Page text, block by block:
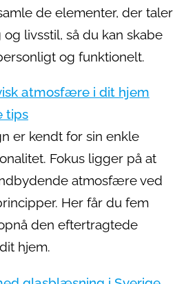
de elementer, der taler
livsstil, så du kan skabe
og funktionelt.
atmosfære i dit hjem
tips
er kendt for sin enkle
Fokus ligger på at
atmosfære ved
Her får du fem
den eftertragtede
hjem.